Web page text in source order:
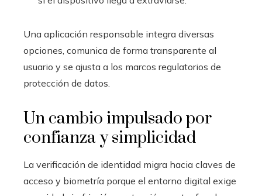
Una aplicación responsable integra diversas
opciones, comunica de forma transparente al
usuario y se ajusta a los marcos regulatorios de
protección de datos.
Un cambio impulsado por
confianza y simplicidad
La verificación de identidad migra hacia claves de
acceso y biometría porque el entorno digital exige